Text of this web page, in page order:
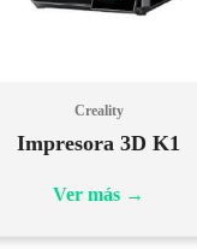
Creality
Impresora 3D K1
Ver más →